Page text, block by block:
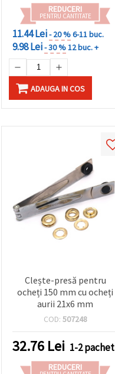
REDUCERI
PENTRU CANTITATE
11.44 Lei- 20 %6-11 buc.
9.98 Lei- 30 %12 buc. +
ADAUGA IN COS
Clește-presă pentru
ocheți 150 mm cu ocheți
aurii 21x6 mm
COD: 507248
32.76 Lei 1-2 pachet
REDUCERI